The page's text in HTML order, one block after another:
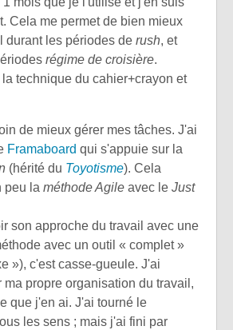
Cela me permet de bien mieux
durant les périodes de rush, et
régime de croisière.
technique du cahier+crayon et
de mieux gérer mes tâches. J'ai
Framaboard qui s'appuie sur la
(hérité du Toyotisme). Cela
peu la méthode Agile avec le Just
son approche du travail avec une
avec un outil « complet »
»), c'est casse-gueule. J'ai
ma propre organisation du travail,
que j'en ai. J'ai tourné le
les sens ; mais j'ai fini par